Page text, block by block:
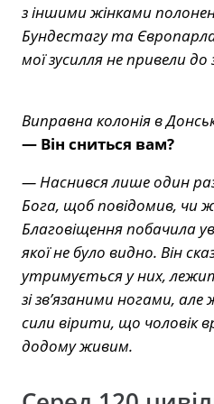
з іншими жінками
Бундестагу та
мої зусилля не привели до
Виправна колонія в
— Він сниться вам?
— Наснився лише один
Бога, щоб повідомив, чи
Благовіщення побачила
якої не було видно. Він
утримується у них,
зі зв’язаними ногами,
сили вірити, що чоловік
додому живим.